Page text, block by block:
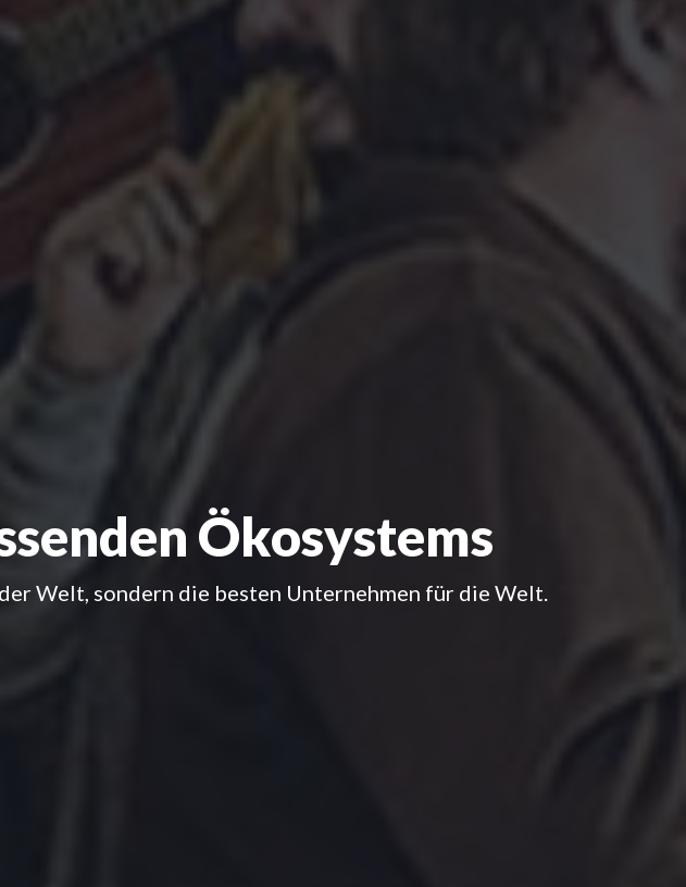
Ökosystems
Welt, sondern die besten Unternehmen für die Welt.